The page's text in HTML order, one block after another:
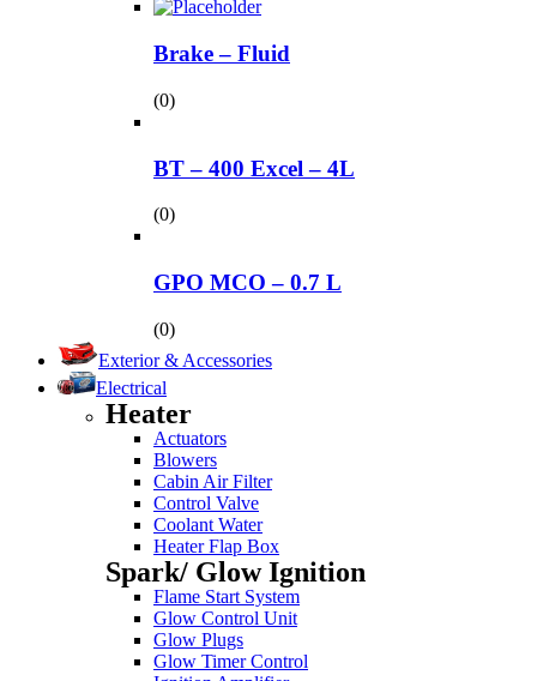
Brake – Fluid
(0)
BT – 400 Excel – 4L
(0)
GPO MCO – 0.7 L
(0)
Exterior & Accessories
Electrical
Heater
Actuators
Blowers
Cabin Air Filter
Control Valve
Coolant Water
Heater Flap Box
Spark/ Glow Ignition
Flame Start System
Glow Control Unit
Glow Plugs
Glow Timer Control